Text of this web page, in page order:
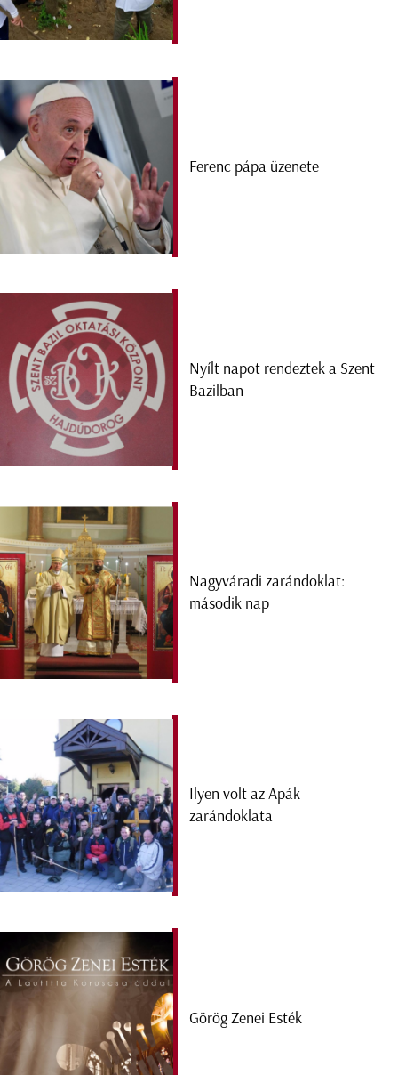
Ferenc pápa üzenete
Nyílt napot rendeztek a Szent
Bazilban
Nagyváradi zarándoklat:
második nap
Ilyen volt az Apák
zarándoklata
Görög Zenei Esték